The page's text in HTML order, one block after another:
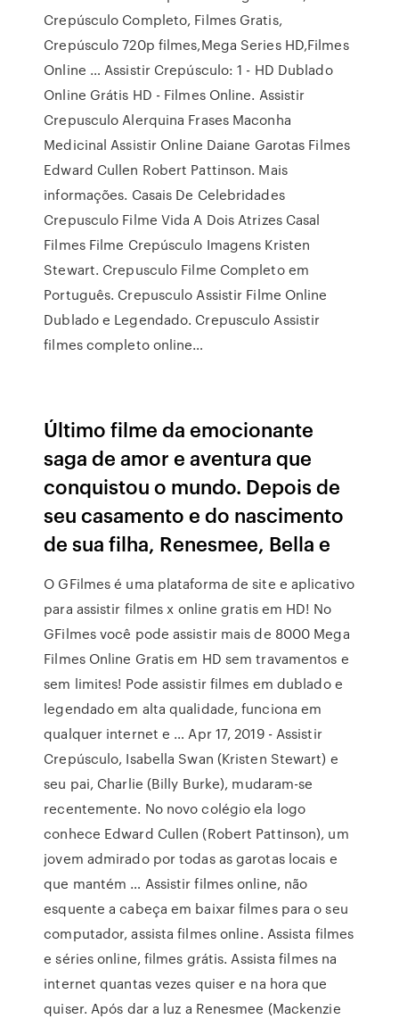
Crepúsculo Completo, Filmes Gratis,
Crepúsculo 720p filmes,Mega Series HD,Filmes
Online … Assistir Crepúsculo: 1 - HD Dublado
Online Grátis HD - Filmes Online. Assistir
Crepusculo Alerquina Frases Maconha
Medicinal Assistir Online Daiane Garotas Filmes
Edward Cullen Robert Pattinson. Mais
informações. Casais De Celebridades
Crepusculo Filme Vida A Dois Atrizes Casal
Filmes Filme Crepúsculo Imagens Kristen
Stewart. Crepusculo Filme Completo em
Português. Crepusculo Assistir Filme Online
Dublado e Legendado. Crepusculo Assistir
filmes completo online…
Último filme da emocionante
saga de amor e aventura que
conquistou o mundo. Depois de
seu casamento e do nascimento
de sua filha, Renesmee, Bella e
O GFilmes é uma plataforma de site e aplicativo
para assistir filmes x online gratis em HD! No
GFilmes você pode assistir mais de 8000 Mega
Filmes Online Gratis em HD sem travamentos e
sem limites! Pode assistir filmes em dublado e
legendado em alta qualidade, funciona em
qualquer internet e … Apr 17, 2019 - Assistir
Crepúsculo, Isabella Swan (Kristen Stewart) e
seu pai, Charlie (Billy Burke), mudaram-se
recentemente. No novo colégio ela logo
conhece Edward Cullen (Robert Pattinson), um
jovem admirado por todas as garotas locais e
que mantém … Assistir filmes online, não
esquente a cabeça em baixar filmes para o seu
computador, assista filmes online. Assista filmes
e séries online, filmes grátis. Assista filmes na
internet quantas vezes quiser e na hora que
quiser. Após dar a luz a Renesmee (Mackenzie